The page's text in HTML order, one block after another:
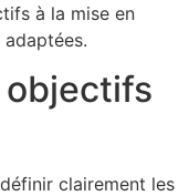
à la mise en
clairement les